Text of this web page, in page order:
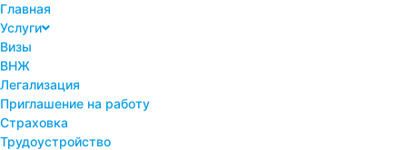
Главная
Услуги
Визы
ВНЖ
Легализация
Приглашение на работу
Страховка
Трудоустройство